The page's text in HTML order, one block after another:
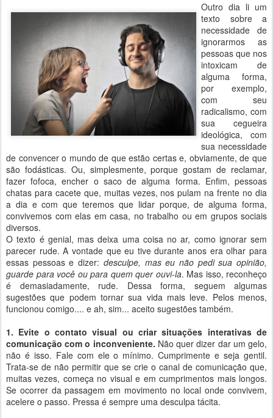
Outro dia li um
texto sobre a
necessidade de
ignorarmos as
pessoas que nos
intoxicam de
alguma forma,
por exemplo,
com seu
radicalismo, com
sua cegueira
ideológica, com
sua necessidade
de convencer o mundo de que estão certas e, obviamente, de que
são fodásticas. Ou, simplesmente, porque gostam de reclamar,
fazer fofoca, encher o saco de alguma forma. Enfim, pessoas
chatas para cacete que, muitas vezes, nos pulam na frente no dia
a dia e com que teremos que lidar porque, de alguma forma,
convivemos com elas em casa, no trabalho ou em grupos sociais
diversos.
O texto é genial, mas deixa uma coisa no ar, como ignorar sem
parecer rude. A vontade que eu tive durante anos era olhar para
essas pessoas e dizer: desculpe, mas eu não pedi sua opinião,
guarde para você ou para quem quer ouvi-la. Mas isso, reconheço
é demasiadamente, rude. Dessa forma, seguem algumas
sugestões que podem tornar sua vida mais leve. Pelos menos,
funcionou comigo.... e ah, sim... aceito sugestões também.
1. Evite o contato visual ou criar situações interativas de
comunicação com o inconveniente. Não quer dizer dar um gelo,
não é isso. Fale com ele o mínimo. Cumprimente e seja gentil.
Trata-se de não permitir que se crie o canal de comunicação que,
muitas vezes, começa no visual e em cumprimentos mais longos.
Se ocorrer da passagem em movimento no local onde convivem,
acelere o passo. Pressa é sempre uma desculpa tácita.